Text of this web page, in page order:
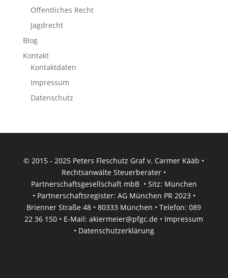
Öffentliches Recht
Jagdrecht
Blog
Kontakt
Kontaktdaten
Impressum
Datenschutz
© 2015 - 2025 Peters Fleschutz Graf v. Carmer Kääb •
Rechtsanwälte Steuerberater •
Partnerschaftsgesellschaft mbB • Sitz: München
• Partnerschaftsregister: AG München PR 2023 •
Brienner Straße 48 • 80333 München • Telefon: 089
22 36 150 • E-Mail:akiermeier@pfgc.de • Impressum
• Datenschutzerklärung